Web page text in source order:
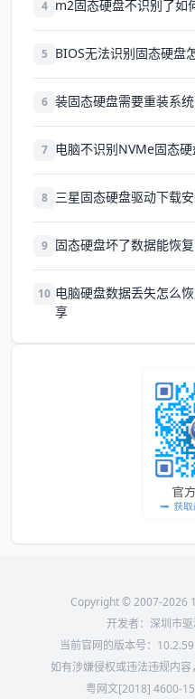
4 m2固态硬盘不识别了如
5 BIOS无法识别固态硬盘
6 装固态硬盘需要重装系
7 电脑不识别NVMe固态
8 三星固态硬盘驱动下载
9 固态硬盘坏了数据能恢
10 电脑硬盘数据丢失怎么
享
Copyright © 2007-2026
开发者：深圳市
当前官网的版本号：
如有涉嫌侵权或违法违规内
粤网文[2018] 4600-